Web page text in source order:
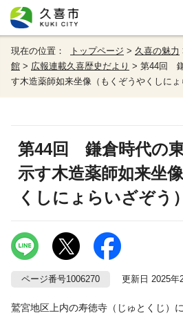
現在の位置： トップページ > 久喜の魅力
館 > 広報連載久喜歴史だより > 第44回
す木造薬師如来坐像（もくぞうやくしにょ
第44回 鎌倉時代の
示す木造薬師如来坐
くしにょらいざぞう）
ページ番号1006270 更新日 2025年2
鷲宮地区上内の寿徳寺（じゅとくじ）